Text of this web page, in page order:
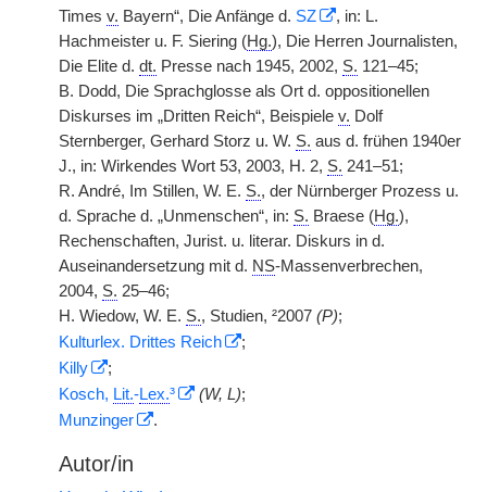
Times v. Bayern“, Die Anfänge d. SZ
, in: L.
Hachmeister u. F. Siering (Hg.), Die Herren Journalisten,
Die Elite d. dt. Presse nach 1945, 2002, S. 121–45;
B. Dodd, Die Sprachglosse als Ort d. oppositionellen
Diskurses im „Dritten Reich“, Beispiele v. Dolf
Sternberger, Gerhard Storz u. W. S. aus d. frühen 1940er
J., in: Wirkendes Wort 53, 2003, H. 2, S. 241–51;
R. André, Im Stillen, W. E. S., der Nürnberger Prozess u.
d. Sprache d. „Unmenschen“, in: S. Braese (Hg.),
Rechenschaften, Jurist. u. literar. Diskurs in d.
Auseinandersetzung mit d. NS-Massenverbrechen,
2004, S. 25–46;
H. Wiedow, W. E. S., Studien, ²2007 (P);
Kulturlex. Drittes Reich
;
Killy
;
Kosch, Lit.-Lex.³ (W, L);
Munzinger
.
Autor/in